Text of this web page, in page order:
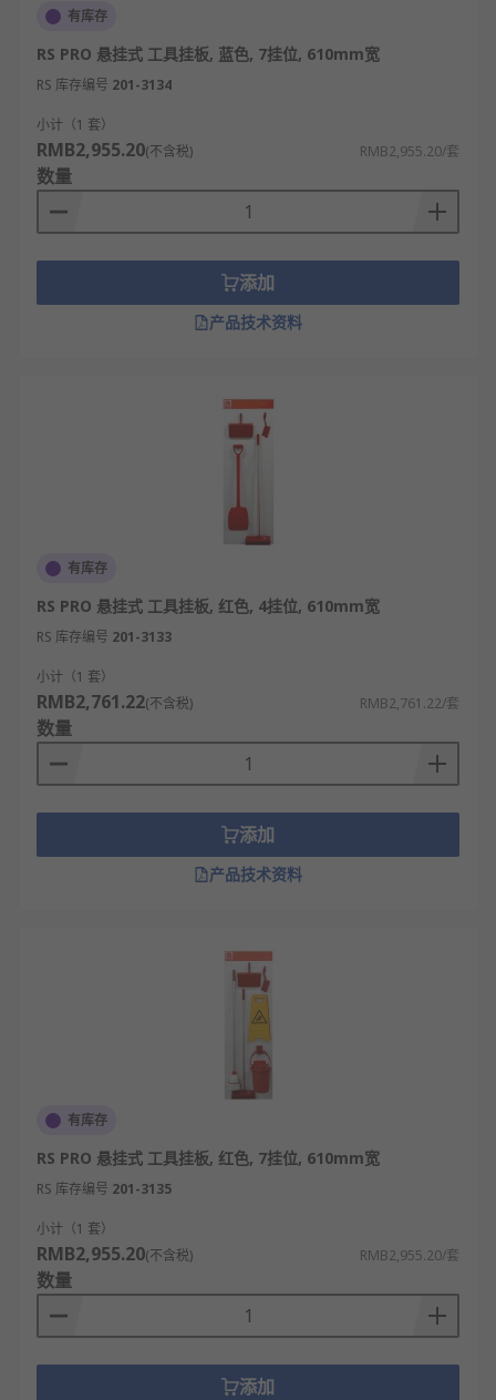
智能拖把架配备湿度传感器和加热元件，能自
动监测拖把干燥程度并启动烘干程序，大大缩
短干燥时间。
拖把架的特点
材质多样，常见的有不锈钢、塑料、铝合金
等。不锈钢款耐用防锈，塑料款轻便便宜，铝
结构稳固，能承受不同类型拖把的重量。优质
拖把架可承重5-10公斤，确保长期使用不变
可自行安装。部分免打孔款式使用强力胶或吸
空间利用率高，设计紧凑，通常只占用0.1-0.3
清洁方便，表面光滑不易积灰，多数可直接水
洗。接水盘可拆卸设计便于定期清理。
多功能性，部分产品兼具收纳其他清洁工具的
功能，如可同时放置扫把、簸箕等。
美观大方，现代设计风格能与各种装修风格融
合。部分高端产品采用隐藏式设计。
经济实用，价格区间从几十元到几百元不等，
使用寿命可达5年以上，性价比高。
拖把架的类型
壁挂式拖把架：直接安装在墙面，节省地面空
间，适合小户型使用。安装高度可调节，适应
适合大空间使用。通常带滚轮设计，可轻松移
旋转式拖把架：可360度旋转，方便多角度晾
晒。特别适合大型拖把或需要快速干燥的场
折叠式拖把架：不用时可折叠收纳，节省空
间。适合临时使用或空间有限的场所。
多功能拖把架：除放置拖把外，还设计有挂
钩、置物架等，可收纳其他清洁工具。
智能拖把架：配备烘干、消毒功能，通过电力
工作。适合高端用户或特殊场所使用。
隐形拖把架：设计简约，使用时展开，不用时
可收起隐藏。保持空间整洁美观。
同位置。适合商业场所需要频繁移动的情况。
有库存
RS PRO 悬挂式 工具挂板, 蓝色, 7挂位, 610mm宽
RS 库存编号 201-3134
小计（1 套）
RMB2,955.20(不含税) RMB2,955.20/套
数量
添加
产品技术资料
有库存
RS PRO 悬挂式 工具挂板, 红色, 4挂位, 610mm宽
RS 库存编号 201-3133
小计（1 套）
RMB2,761.22(不含税) RMB2,761.22/套
数量
添加
产品技术资料
有库存
RS PRO 悬挂式 工具挂板, 红色, 7挂位, 610mm宽
RS 库存编号 201-3135
小计（1 套）
RMB2,955.20(不含税) RMB2,955.20/套
数量
添加